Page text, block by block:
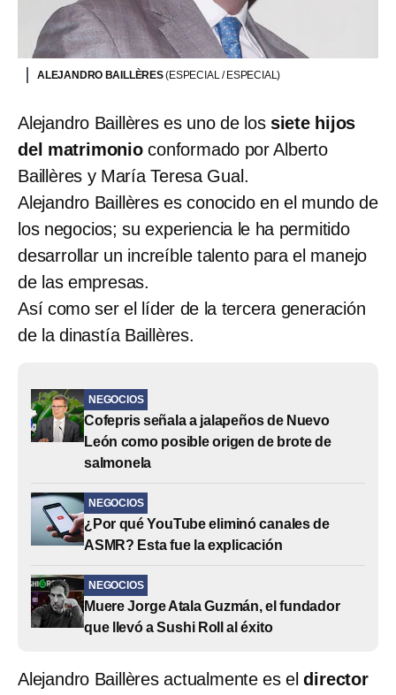
ALEJANDRO BAILLÈRES(ESPECIAL / ESPECIAL)
Alejandro Baillères es uno de los siete hijos
del matrimonioconformado por Alberto
Baillères y María Teresa Gual.
Alejandro Baillères es conocido en el mundo de
los negocios; su experiencia le ha permitido
desarrollar un increíble talento para el manejo
de las empresas.
Así como ser el líder de la tercera generación
de la dinastía Baillères.
NEGOCIOS
Cofepris señala a jalapeños de Nuevo
León como posible origen de brote de
salmonela
NEGOCIOS
¿Por qué YouTube eliminó canales de
ASMR? Esta fue la explicación
NEGOCIOS
Muere Jorge Atala Guzmán, el fundador
que llevó a Sushi Roll al éxito
Alejandro Baillères actualmente es eldirector